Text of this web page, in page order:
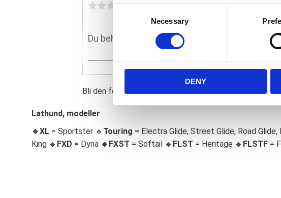
C
S
e
e
c
Necessary
DENY
Du
Bli den första att lämna ett omdöme.
Lathund, modeller
🔹XL = Sportster 🔹 Touring = Electra Glide, Street Glide, Road Glide,
King 🔹 FXD = Dyna 🔹 FXST = Softail 🔹 FLST = Heritage 🔹 FLSTF =